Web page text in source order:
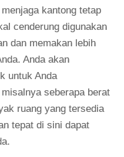
kantong tetap
cenderung digunakan
dan memakan lebih
Anda akan
untuk Anda
seberapa berat
ruang yang tersedia
tepat di sini dapat